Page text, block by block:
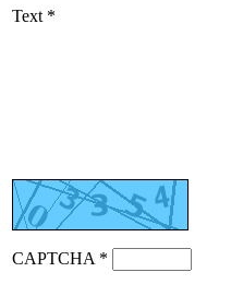
Text *
CAPTCHA *